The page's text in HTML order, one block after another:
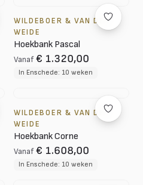
WILDEBOER & VAN DER
WEIDE
Hoekbank Pascal
Vanaf € 1.320,00
In Enschede: 10 weken
WILDEBOER & VAN DER
WEIDE
Hoekbank Corne
Vanaf € 1.608,00
In Enschede: 10 weken